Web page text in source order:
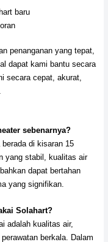
baru
penanganan yang tepat,
dapat kami bantu secara
secara cepat, akurat,
sebenarnya?
di kisaran 15
yang stabil, kualitas air
dapat bertahan
yang signifikan.
Solahart?
adalah kualitas air,
berkala. Dalam